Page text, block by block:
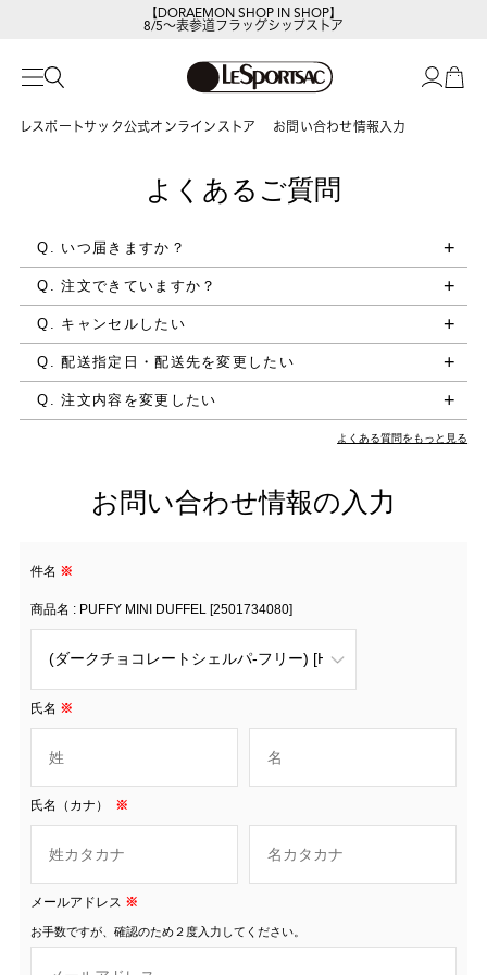
【DORAEMON SHOP IN SHOP】
8/5～表参道フラッグシップストア
レスポートサック公式オンラインストア お問い合わせ情報入力
よくあるご質問
Q. いつ届きますか？
Q. 注文できていますか？
Q. キャンセルしたい
Q. 配送指定日・配送先を変更したい
Q. 注文内容を変更したい
よくある質問をもっと見る
お問い合わせ情報の入力
件名 ※
商品名 : PUFFY MINI DUFFEL [2501734080]
氏名 ※
氏名（カナ） ※
メールアドレス ※
お手数ですが、確認のため２度入力してください。